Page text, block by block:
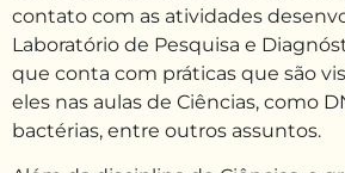
contato com as atividades
Laboratório de Pesquisa e
que conta com práticas que são
eles nas aulas de Ciências, como
bactérias, entre outros assuntos.